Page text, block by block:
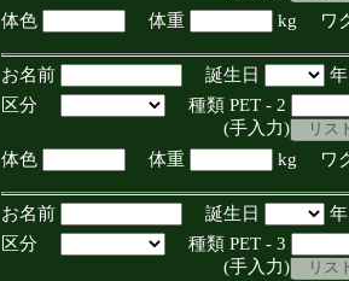
体色
体重 kg ワ
お名前 誕生日
区分
種類 PET - 2
(手入力)
体色
体重 kg ワ
お名前 誕生日
区分
種類 PET - 3
(手入力)